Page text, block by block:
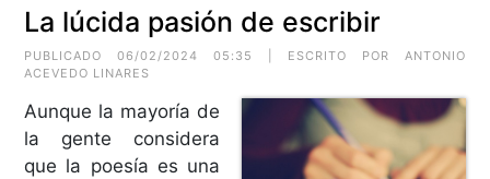
La lúcida pasión de escribir
PUBLICADO 06/02/2024 05:35 | ESCRITO POR ANTONIO
ACEVEDO LINARES
Aunque la mayoría de
la gente considera
que la poesía es una